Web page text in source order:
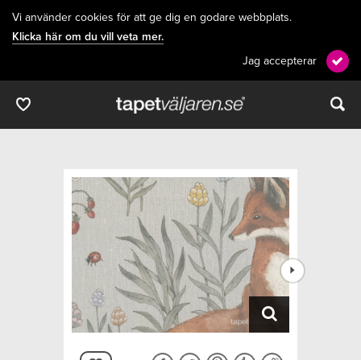
Vi använder cookies för att ge dig en godare webbplats.
Klicka här om du vill veta mer.
Jag accepterar